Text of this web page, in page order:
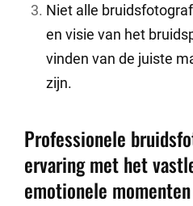
Niet alle
en visie van het
vinden van de juiste
zijn.
Professionele
ervaring met het
emotionele